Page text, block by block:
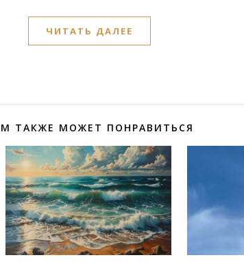
ЧИТАТЬ ДАЛЕЕ
ТАКЖЕ МОЖЕТ ПОНРАВИТЬСЯ